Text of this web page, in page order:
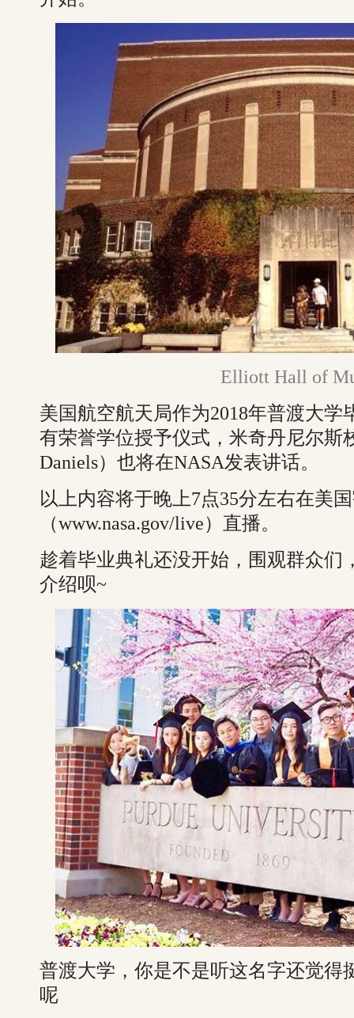
Elliott Hall of
美国航空航天局作为2018年普渡大
有荣誉学位授予仪式，米奇丹尼尔斯
Daniels）也将在NASA发表讲话。
以上内容将于晚上7点35分左右在美
（www.nasa.gov/live）直播。
趁着毕业典礼还没开始，围观群众们
介绍呗~
普渡大学，你是不是听这名字还觉得
呢